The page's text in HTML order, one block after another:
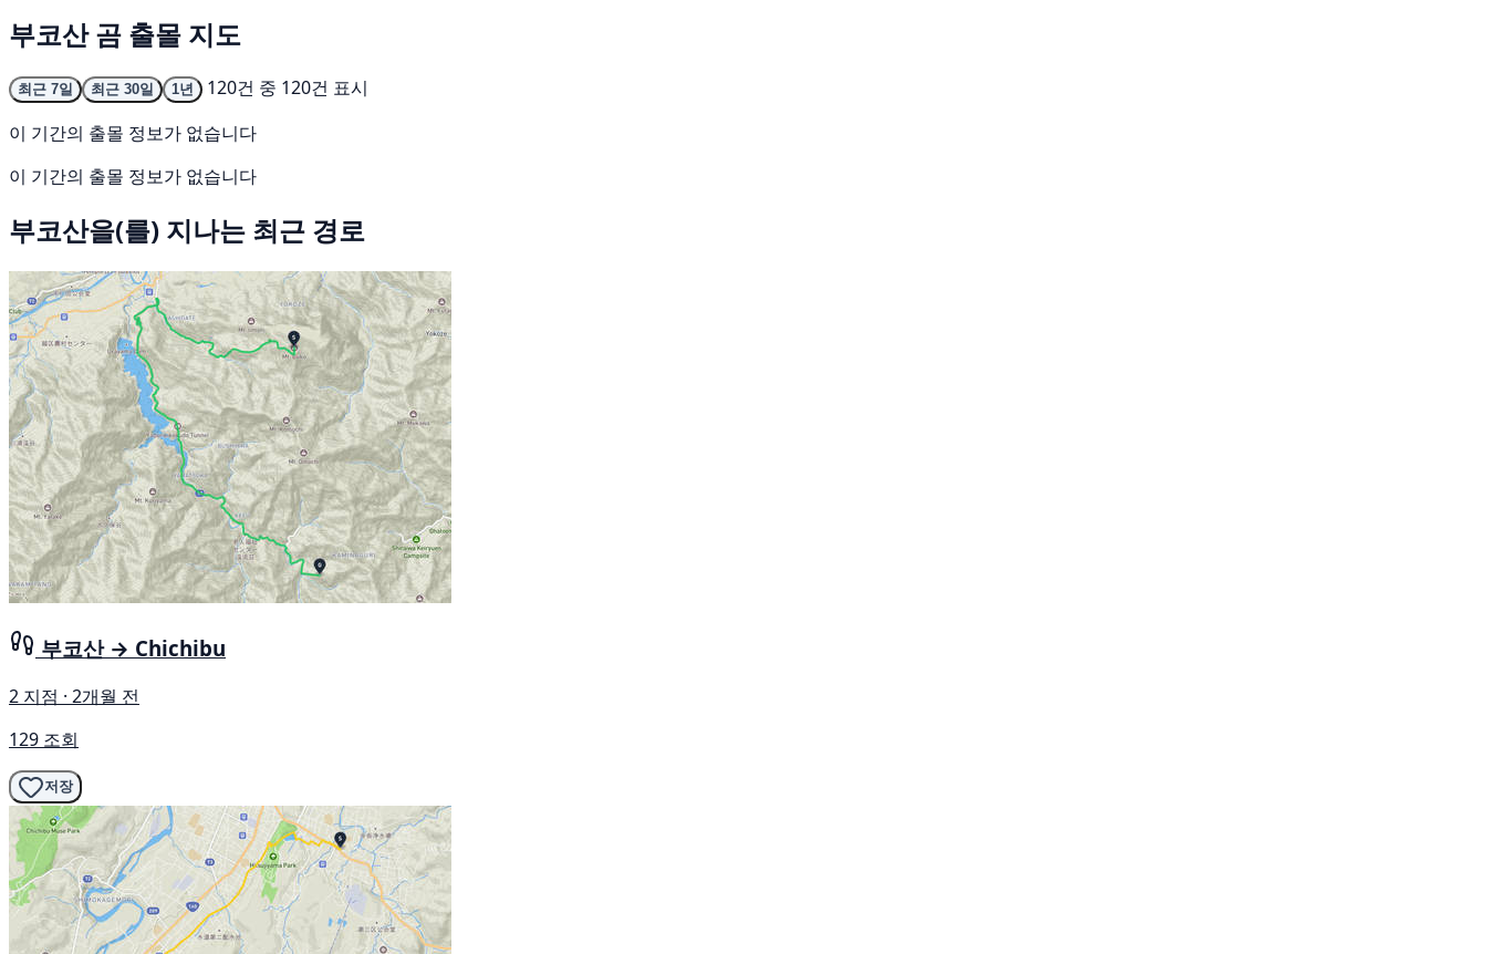
부코산 곰 출몰 지도
최근 7일 최근 30일 1년
120건 중 120건 표시
이 기간의 출몰 정보가 없습니다
이 기간의 출몰 정보가 없습니다
부코산을(를) 지나는 최근 경로
부코산 → Chichibu
2 지점 · 2개월 전
129 조회
저장